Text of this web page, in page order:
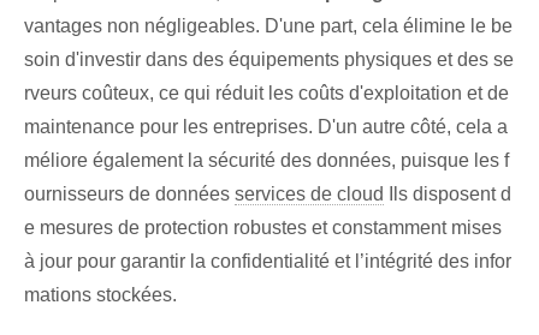
vantages non négligeables. D'une part, cela élimine le be
soin d'investir dans des équipements physiques et des se
rveurs coûteux, ce qui réduit les coûts d'exploitation et de
maintenance pour les entreprises. D'un autre côté, cela a
méliore également la sécurité des données, puisque les f
ournisseurs de données services de cloud
Ils disposent d
e mesures de protection robustes et constamment mises
à jour pour garantir la confidentialité et l’intégrité des infor
mations stockées.